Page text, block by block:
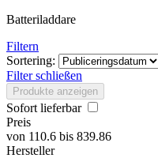
Batteriladdare
Filtern
Sortering:
Filter schließen
Produkte anzeigen
Sofort lieferbar
Preis
von 110.6 bis 839.86
Hersteller